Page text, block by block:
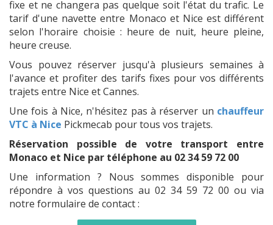
fixe et ne changera pas quelque soit l'état du trafic. Le
tarif d'une navette entre Monaco et Nice est différent
selon l'horaire choisie : heure de nuit, heure pleine,
heure creuse.
Vous pouvez réserver jusqu'à plusieurs semaines à
l'avance et profiter des tarifs fixes pour vos différents
trajets entre Nice et Cannes.
Une fois à Nice, n'hésitez pas à réserver un chauffeur
VTC à Nice Pickmecab pour tous vos trajets.
Réservation possible de votre transport entre
Monaco et Nice par téléphone au 02 34 59 72 00
Une information ? Nous sommes disponible pour
répondre à vos questions au 02 34 59 72 00 ou via
notre formulaire de contact :